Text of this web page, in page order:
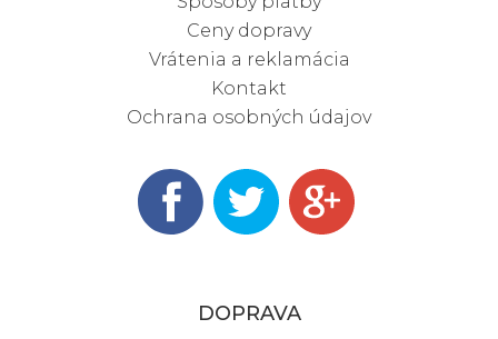
Ceny dopravy
Vrátenia a reklamácia
Kontakt
Ochrana osobných údajov
DOPRAVA